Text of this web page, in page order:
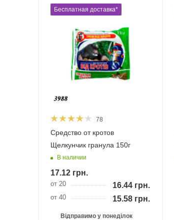
Бесплатная доставка*
78
Средство от кротов
Щелкунчик гранула 150г
В наличии
17.12 грн.
от 20 16.44 грн.
от 40 15.58 грн.
Відправимо у понеділок